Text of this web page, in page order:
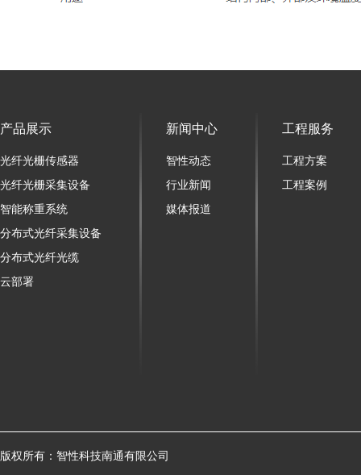
产品展示
光纤光栅传感器
光纤光栅采集设备
智能称重系统
分布式光纤采集设备
分布式光纤光缆
云部署
新闻中心
智性动态
行业新闻
媒体报道
工程服务
工程方案
工程案例
版权所有：智性科技南通有限公司